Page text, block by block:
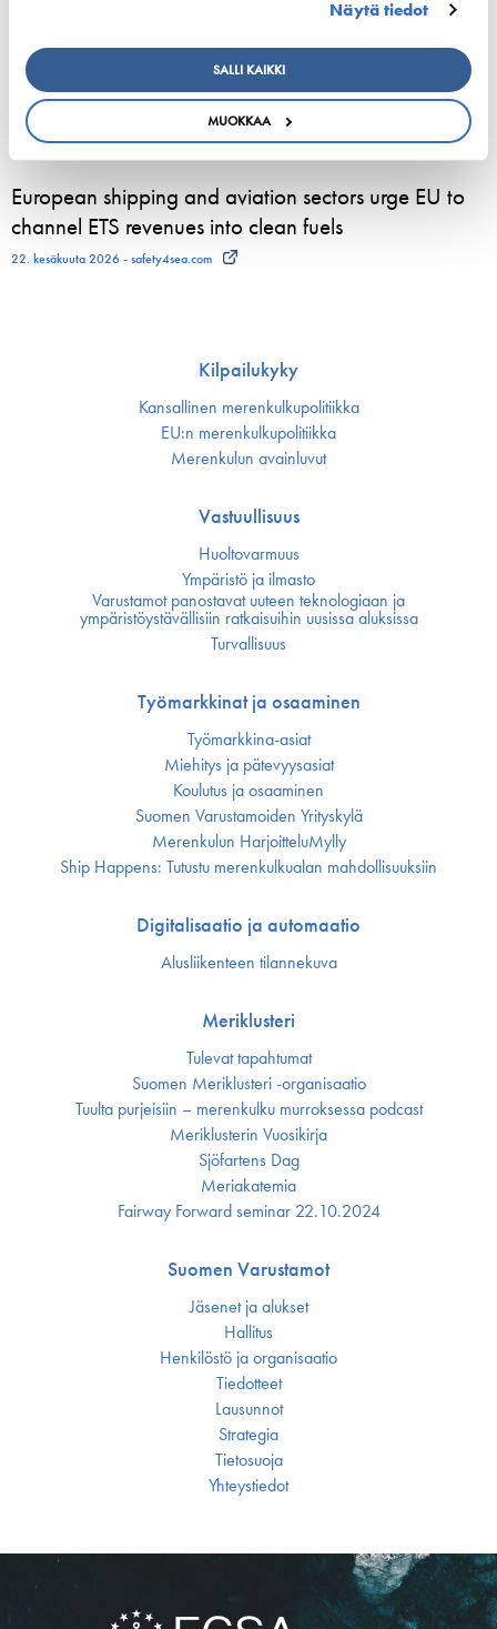
Näytä tiedot
SALLI KAIKKI
MUOKKAA
800 kesätyöntekijää aloittelee parhaillaan Viking
Linen laivoilla – moni heistä löytää uran
merenkulusta
23. kesäkuuta 2026 - Viking Line Abp
European shipping and aviation sectors urge EU to
channel ETS revenues into clean fuels
22. kesäkuuta 2026 - safety4sea.com
Kilpailukyky
Kansallinen merenkulku­politiikka
EU:n merenkulku­politiikka
Merenkulun avainluvut
Vastuullisuus
Huoltovarmuus
Ympäristö ja ilmasto
Varustamot panostavat uuteen teknologiaan ja
ympäristöystävällisiin ratkaisuihin uusissa aluksissa
Turvallisuus
Työmarkkinat ja osaaminen
Työmarkkina-asiat
Miehitys ja pätevyys­asiat
Koulutus ja osaaminen
Suomen Varustamoiden Yrityskylä
Merenkulun HarjoitteluMylly
Ship Happens: Tutustu merenkulkualan mahdollisuuksiin
Digitalisaatio ja automaatio
Alusliikenteen tilannekuva
Meriklusteri
Tulevat tapahtumat
Suomen Meriklusteri -organisaatio
Tuulta purjeisiin – merenkulku murroksessa podcast
Meriklusterin Vuosikirja
Sjöfartens Dag
Meriakatemia
Fairway Forward seminar 22.10.2024
Suomen Varustamot
Jäsenet ja alukset
Hallitus
Henkilöstö ja organisaatio
Tiedotteet
Lausunnot
Strategia
Tietosuoja
Yhteystiedot